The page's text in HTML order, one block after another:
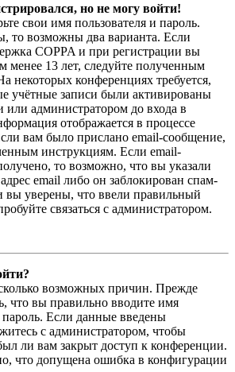
но не могу войти!
свои имя пользователя и пароль.
то возможны два варианта. Если
COPPA и при регистрации вы
менее 13 лет, следуйте полученным
некоторых конференциях требуется,
учётные записи были активированы
или администратором до входа в
отображается в процессе
вам было прислано email-сообщение,
инструкциям. Если email-
то возможно, что вы указали
email либо он заблокирован спам-
вы уверены, что ввели правильный
связаться с администратором.
возможных причин. Прежде
что вы правильно вводите имя
пароль. Если данные введены
с администратором, чтобы
ли вам закрыт доступ к конференции.
что допущена ошибка в конфигурации